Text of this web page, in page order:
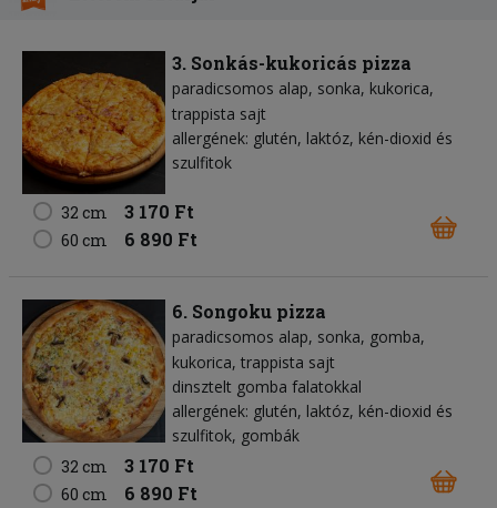
3. Sonkás-kukoricás pizza
paradicsomos alap sonka kukorica
trappista sajt
allergének: glutén, laktóz, kén-dioxid és
szulfitok
32 cm 3 170 Ft
60 cm 6 890 Ft
6. Songoku pizza
paradicsomos alap sonka gomba
kukorica trappista sajt
dinsztelt gomba falatokkal
allergének: glutén, laktóz, kén-dioxid és
szulfitok, gombák
32 cm
3 170 Ft
60 cm 6 890 Ft